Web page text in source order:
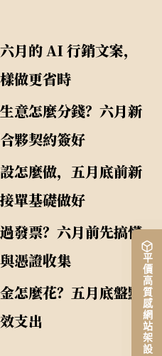
平價高質感網站架設
月的 AI 行銷文案，
做更省時
意怎麼分錢？六月新
夥契約簽好
怎麼做，五月底前新
單基礎做好
發票？六月前先搞懂
憑證收集
怎麼花？五月底盤點
支出